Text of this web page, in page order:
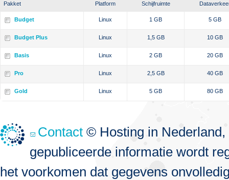
Pakket Platform Schijfruimte
Budget Linux 1 GB 5 GB
Budget Plus Linux 1,5 GB 10 GB
Basis Linux 2 GB 20 GB
Pro Linux 2,5 GB 40 GB
Gold Linux 5 GB 80 GB
Contact © Hosting in
gepubliceerde informatie wordt
het voorkomen dat gegevens